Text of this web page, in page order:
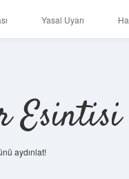
Yasal Uyarı
Esintisi
aydınlat!